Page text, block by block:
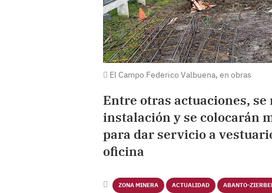
El Campo Federico Valbuena, en obras
Entre otras actuaciones,
instalación y se colocarán
para dar servicio a
oficina
ZONA MINERA ACTUALIDAD ABANTO-